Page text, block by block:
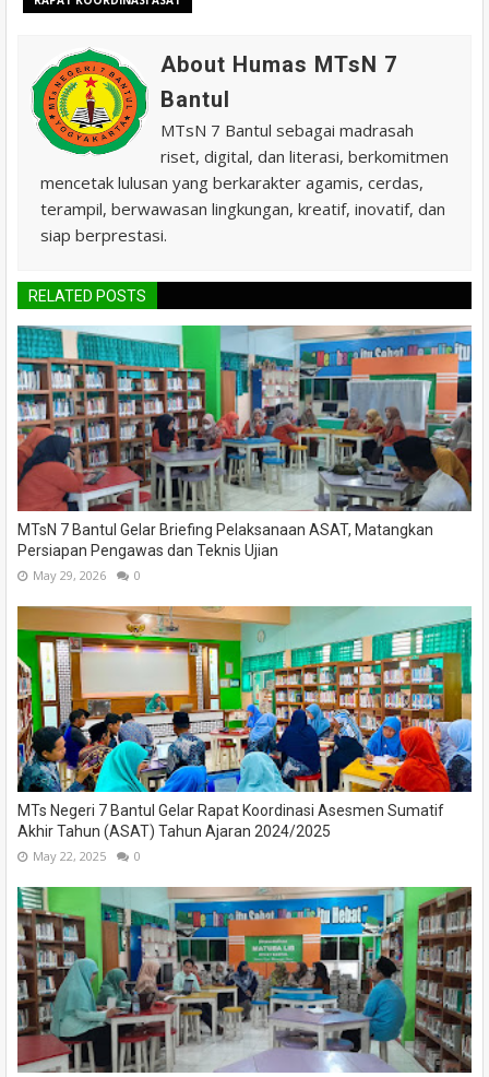
About Humas MTsN 7
Bantul
MTsN 7 Bantul sebagai madrasah
riset, digital, dan literasi, berkomitmen
mencetak lulusan yang berkarakter agamis, cerdas,
terampil, berwawasan lingkungan, kreatif, inovatif, dan
siap berprestasi.
RELATED POSTS
MTsN 7 Bantul Gelar Briefing Pelaksanaan ASAT, Matangkan
Persiapan Pengawas dan Teknis Ujian
May 29, 2026 0
MTs Negeri 7 Bantul Gelar Rapat Koordinasi Asesmen Sumatif
Akhir Tahun (ASAT) Tahun Ajaran 2024/2025
May 22, 2025 0